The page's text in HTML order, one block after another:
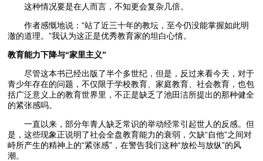
这种情况要是在人而言，不知更会复杂几倍。
作者感慨地说：“站了近三十年的教坛，至今仍没能掌握如此明
澈的道理。”我认为这正是优秀教育家的坦白心情。
教育能力下降与“家里主义”
尽管这本书已经出版了半个多世纪，但是，反过来看今天，对于
青少年存在的问题，不仅限于学校教育、家庭教育、社会教育，也包
括广泛意义上的教育世界里，不正是缺乏了池田洁所提出的那种健全
的紧张感吗。
一直以来，部分年青人缺乏常识的举动经常引起世人的反感。但
是，这些现象正说明了社会全盘教育能力的衰弱，欠缺“自他”之间对
峙所产生的精神上的“紧张感”，在警告我们这种“放松与放纵”的风
潮。